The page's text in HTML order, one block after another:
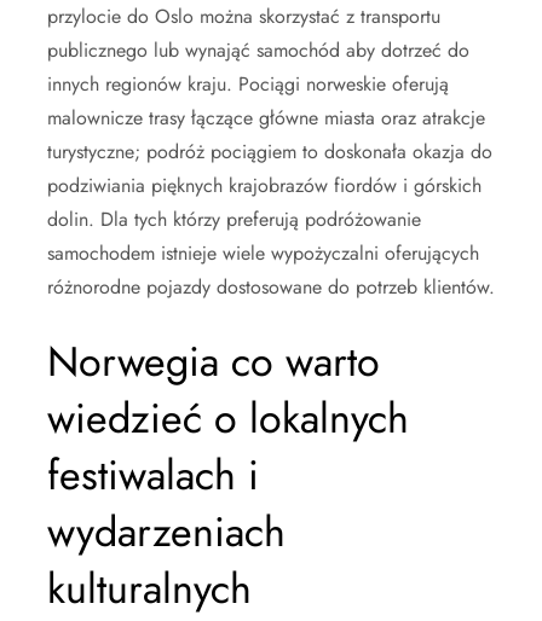
przylocie do Oslo można skorzystać z transportu
publicznego lub wynająć samochód aby dotrzeć do
innych regionów kraju. Pociągi norweskie oferują
malownicze trasy łączące główne miasta oraz atrakcje
turystyczne; podróż pociągiem to doskonała okazja do
podziwiania pięknych krajobrazów fiordów i górskich
dolin. Dla tych którzy preferują podróżowanie
samochodem istnieje wiele wypożyczalni oferujących
różnorodne pojazdy dostosowane do potrzeb klientów.
Norwegia co warto
wiedzieć o lokalnych
festiwalach i
wydarzeniach
kulturalnych